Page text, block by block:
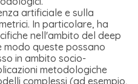
artificiale e sulla
In particolare, ha
nell'ambito del deep
modo queste possano
in ambito socio-
metodologiche
complessi (ad esempio,